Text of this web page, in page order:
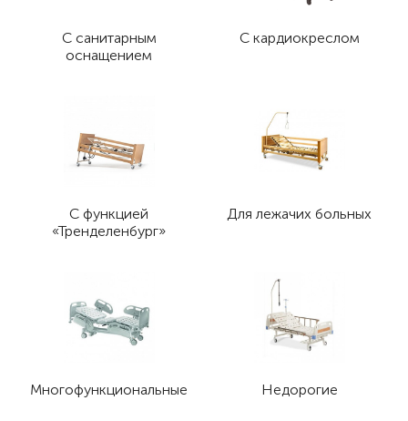
С санитарным
оснащением
С кардиокреслом
С функцией
«Тренделенбург»
Для лежачих больных
Многофункциональные Недорогие